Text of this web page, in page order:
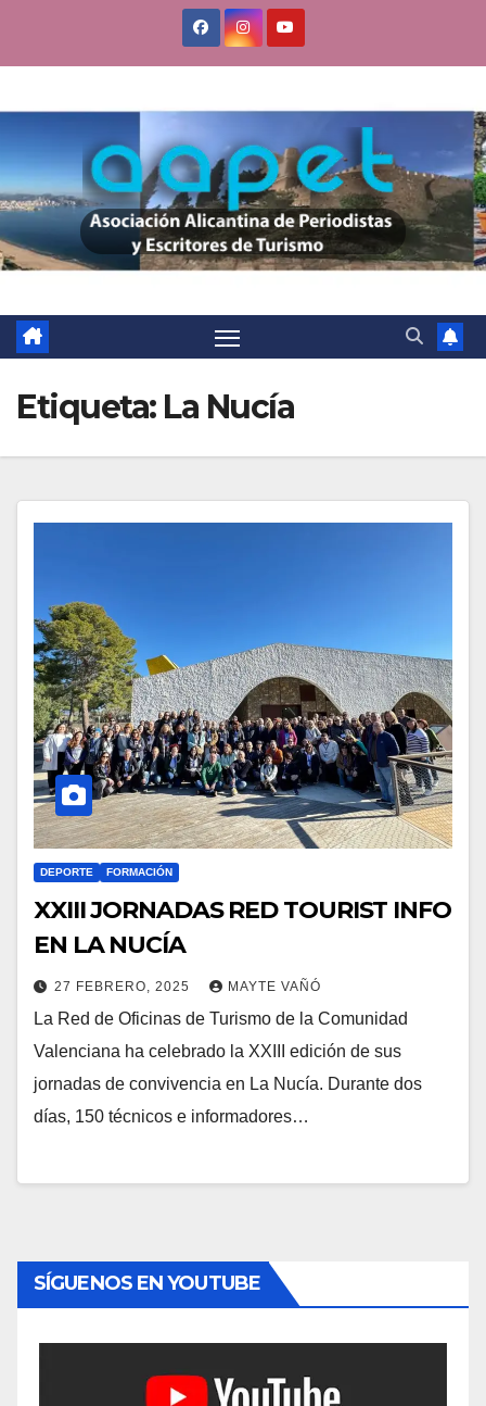
Etiqueta: La Nucía
DEPORTE FORMACIÓN
XXIII JORNADAS RED TOURIST INFO
EN LA NUCÍA
27 FEBRERO, 2025 MAYTE VAÑÓ
La Red de Oficinas de Turismo de la Comunidad
Valenciana ha celebrado la XXIII edición de sus
jornadas de convivencia en La Nucía. Durante dos
días, 150 técnicos e informadores…
SÍGUENOS EN YOUTUBE